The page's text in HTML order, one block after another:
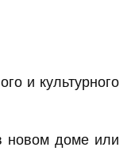
и культурного
новом доме или